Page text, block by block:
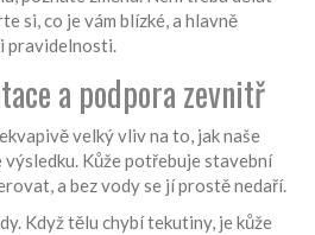
si, co je vám blízké, a hlavně
pravidelnosti.
a podpora zevnitř
velký vliv na to, jak naše
výsledku. Kůže potřebuje stavební
a bez vody se jí prostě nedaří.
Když tělu chybí tekutiny, je kůže